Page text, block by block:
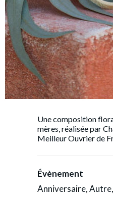
Une composition
mères, réalisée par
Meilleur Ouvrier de
Évènement
Anniversaire,